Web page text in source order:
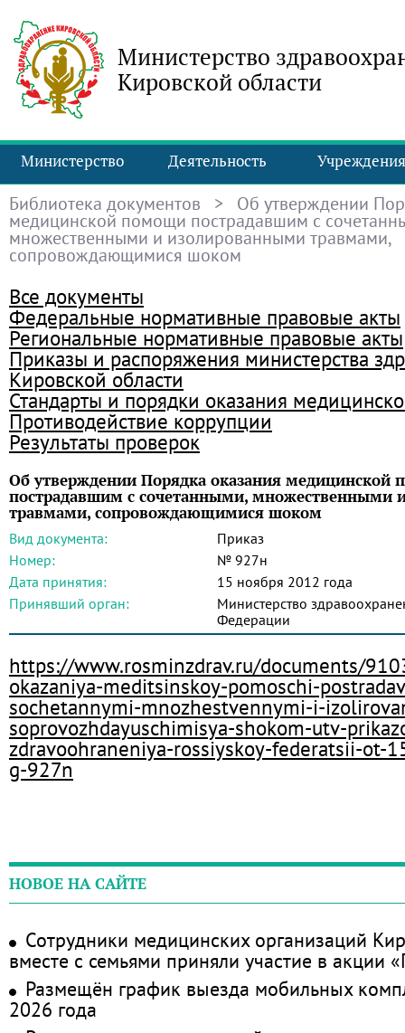
Министерство
Кировской области
Министерство Деятельность Учреждения
Библиотека документов > Об утверждении
медицинской помощи пострадавшим с
множественными и изолированными травмами,
сопровождающимися шоком
Все документы
Федеральные нормативные правовые акты
Региональные нормативные правовые акты
Приказы и распоряжения министерства
Кировской области
Стандарты и порядки оказания
Противодействие коррупции
Результаты проверок
Об утверждении Порядка оказания медицинской
пострадавшим с сочетанными, множественными
травмами, сопровождающимися шоком
Вид документа:
Приказ
Номер:
№ 927н
Дата принятия:
15 ноября 2012 года
Принявший орган:
Министерство
Федерации
https://www.rosminzdrav.ru/documents/
okazaniya-meditsinskoy-pomoschi-
sochetannymi-mnozhestvennymi-i-
soprovozhdayuschimisya-shokom-utv-
zdravoohraneniya-rossiyskoy-federatsii-ot-
g-927n
НОВОЕ НА САЙТЕ
Сотрудники медицинских организаций
вместе с семьями приняли участие в акции
Размещён график выезда мобильных
2026 года